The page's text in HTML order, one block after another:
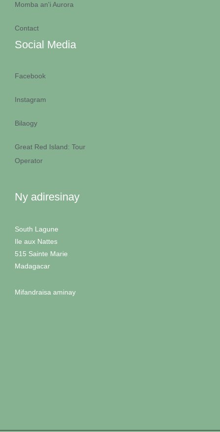
CONTACT
MAMANDRIK
Momba an'i Aurora
Contact
Social Media
Facebook
Instagram
Bilaogy
Great Red Island: Tour
Operator
Ny adiresinay
South Lagune
Ile aux Nattes
515 Sainte Marie
Madagacar
Mifandraisa aminay